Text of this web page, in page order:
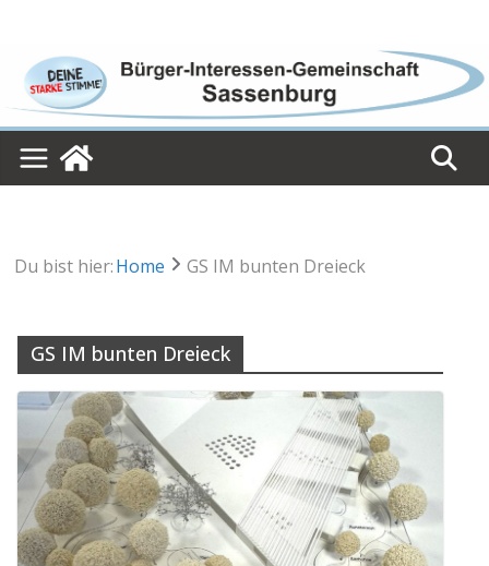
content
Du bist hier:Home GS IM bunten Dreieck
GS IM bunten Dreieck